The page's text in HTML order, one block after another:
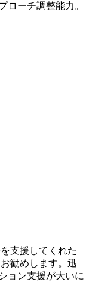
ローチ調整能力。
支援してくれた
勧めします。迅
ョン支援が大いに